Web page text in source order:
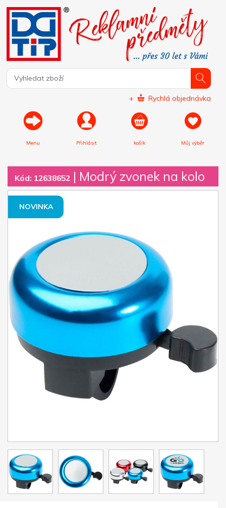
+ Rychlá objednávka
Menu Přihlásit košík Můj výběr
Kód: 12638652 | Modrý zvonek na kolo
NOVINKA